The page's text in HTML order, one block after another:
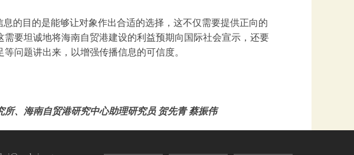
的目的是能够让对象作出合适的选择，这不仅需要提供正向的
要坦诚地将海南自贸港建设的利益预期向国际社会宣示，还要
问题讲出来，以增强传播信息的可信度。
、海南自贸港研究中心助理研究员 贺先青 蔡振伟